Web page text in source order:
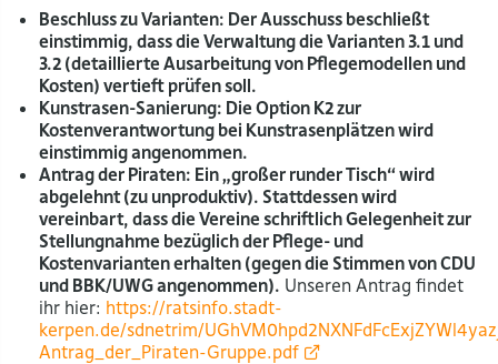
Beschluss zu Varianten: Der Ausschuss beschließt
einstimmig, dass die Verwaltung die Varianten 3.1 und
3.2 (detaillierte Ausarbeitung von Pflegemodellen und
Kosten) vertieft prüfen soll.
Kunstrasen-Sanierung: Die Option K2 zur
Kostenverantwortung bei Kunstrasenplätzen wird
einstimmig angenommen.
Antrag der Piraten: Ein „großer runder Tisch“ wird
abgelehnt (zu unproduktiv). Stattdessen wird
vereinbart, dass die Vereine schriftlich Gelegenheit zur
Stellungnahme bezüglich der Pflege- und
Kostenvarianten erhalten (gegen die Stimmen von CDU
und BBK/UWG angenommen). Unseren Antrag findet
ihr hier: https://ratsinfo.stadt-
kerpen.de/sdnetrim/
Antrag_der_Piraten-Gruppe.pdf